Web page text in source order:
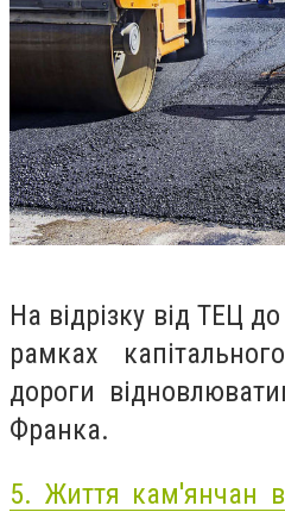
На відрізку від ТЕЦ
рамках
дороги
Франка.
5. Життя кам'янчан